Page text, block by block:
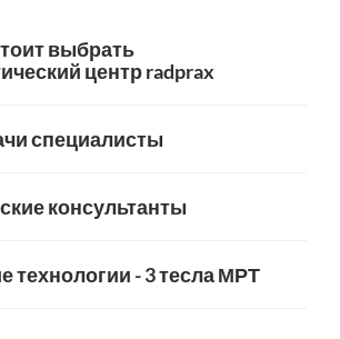
выбрать
центр radprax
специалисты
консультанты
технологии - 3 тесла МРТ